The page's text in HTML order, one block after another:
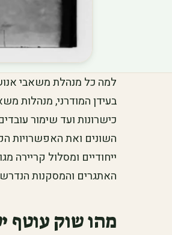
למה כל מנהלת משאבי
בעידן המודרני, מנהלות
כישרונות ועד שימור
השונים ואת האפשרויות
ייחודיים ומסלול קריירה
האתגרים והמסקנות
מהו שוק עוטף